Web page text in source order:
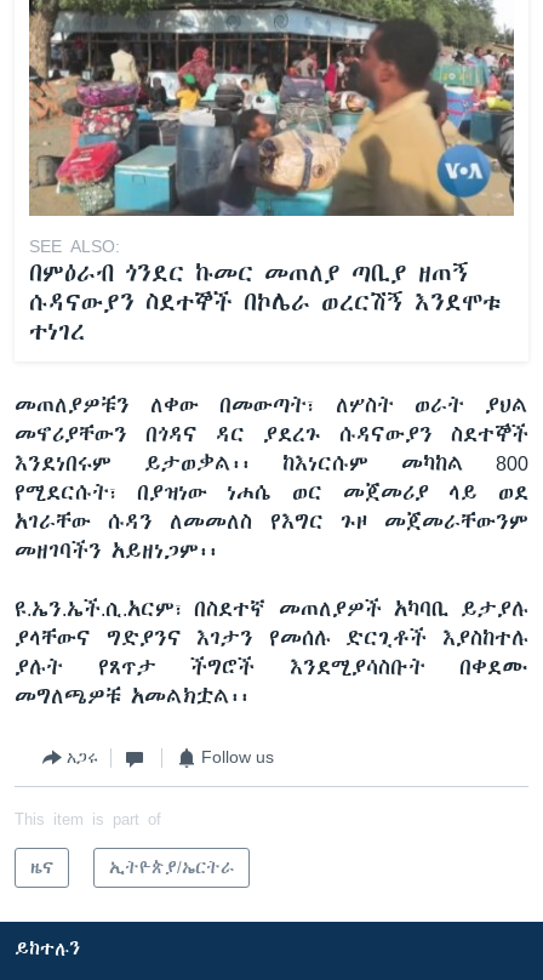
SEE ALSO:
በምዕራብ ጎንደር ኩመር መጠለያ ጣቢያ ዘጠኝ
ሱዳናውያን ስደተኞች በኮሌራ ወረርሽኝ እንደሞቱ
ተነገረ
መጠለያዎቹን ለቀው በመውጣት፣ ለሦስት ወራት ያህል
መኖሪያቸውን በጎዳና ዳር ያደረጉ ሱዳናውያን ስደተኞች
እንደነበሩም ይታወቃል፡፡ ከእነርሱም መካከል 800
የሚደርሱት፣ በያዝነው ነሐሴ ወር መጀመሪያ ላይ ወደ
አገራቸው ሱዳን ለመመለስ የእግር ጉዞ መጀመራቸውንም
መዘገባችን አይዘነጋም፡፡
ዩ.ኤን.ኤች.ሲ.አርም፣ በስደተኛ መጠለያዎች አካባቢ ይታያሉ
ያላቸውና ግድያንና እገታን የመሰሉ ድርጊቶች እያስከተሉ
ያሉት የጸጥታ ችግሮች እንደሚያሳስቡት በቀደሙ
መግለጫዎቹ አመልክቷል፡፡
አጋሩ Follow us
This item is part of
ዜና ኢትዮጵያ/ኤርትራ
ይከተሉን